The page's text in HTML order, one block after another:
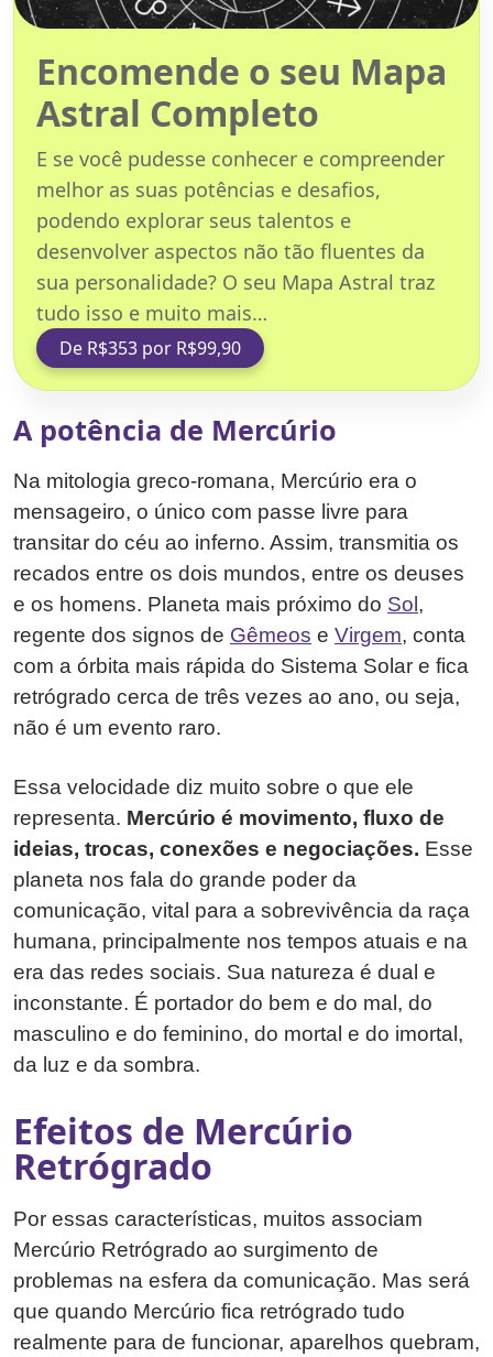
Encomende o seu Mapa
Astral Completo
E se você pudesse conhecer e compreender
melhor as suas potências e desafios,
podendo explorar seus talentos e
desenvolver aspectos não tão fluentes da
sua personalidade? O seu Mapa Astral traz
tudo isso e muito mais…
De R$353 por R$99,90
A potência de Mercúrio
Na mitologia greco-romana, Mercúrio era o
mensageiro, o único com passe livre para
transitar do céu ao inferno. Assim, transmitia os
recados entre os dois mundos, entre os deuses
e os homens. Planeta mais próximo do Sol ,
regente dos signos de Gêmeos e Virgem, conta
com a órbita mais rápida do Sistema Solar e fica
retrógrado cerca de três vezes ao ano, ou seja,
não é um evento raro.
Essa velocidade diz muito sobre o que ele
representa. Mercúrio é movimento, fluxo de
ideias, trocas, conexões e negociações. Esse
planeta nos fala do grande poder da
comunicação, vital para a sobrevivência da raça
humana, principalmente nos tempos atuais e na
era das redes sociais. Sua natureza é dual e
inconstante. É portador do bem e do mal, do
masculino e do feminino, do mortal e do imortal,
da luz e da sombra.
Efeitos de Mercúrio
Retrógrado
Por essas características, muitos associam
Mercúrio Retrógrado ao surgimento de
problemas na esfera da comunicação. Mas será
que quando Mercúrio fica retrógrado tudo
realmente para de funcionar, aparelhos quebram,